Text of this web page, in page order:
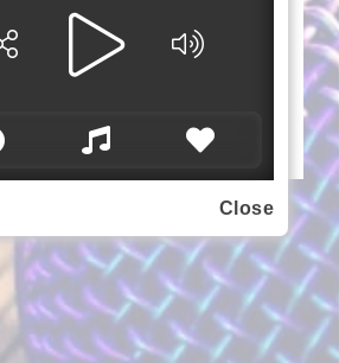
Infantino, intervenuto a
presso la sede della
Close